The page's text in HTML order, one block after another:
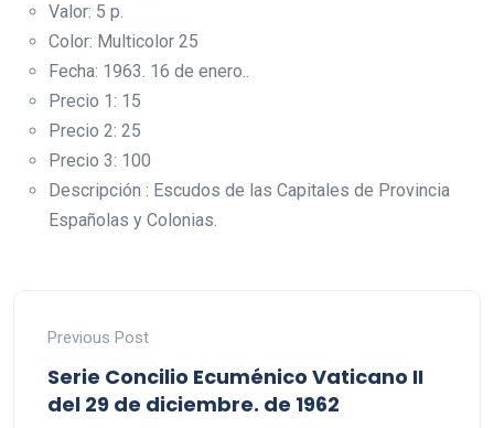
Valor: 5 p.
Color: Multicolor 25
Fecha: 1963. 16 de enero..
Precio 1: 15
Precio 2: 25
Precio 3: 100
Descripción : Escudos de las Capitales de Provincia
Españolas y Colonias.
Previous Post
Serie Concilio Ecuménico Vaticano II
del 29 de diciembre. de 1962